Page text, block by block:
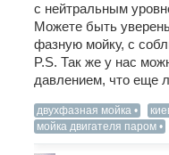
с нейтральным
Можете быть
фазную мойку, с
P.S. Так же у нас
давлением, что еще
двухфазная мойка
мойка двигателя паром